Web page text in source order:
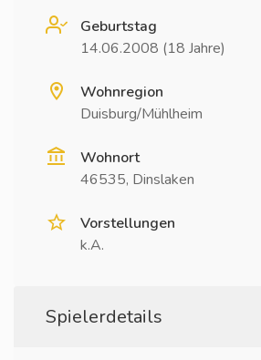
Geburtstag
14.06.2008 (18 Jahre)
Wohnregion
Duisburg/Mühlheim
Wohnort
46535, Dinslaken
Vorstellungen
k.A.
Spielerdetails